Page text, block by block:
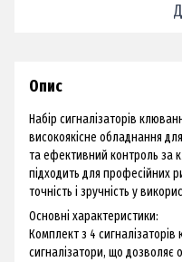
Опис
Набір сигналізаторів
високоякісне обладнання
та ефективний контроль за
підходить для професійних
точність і зручність у
Основні характеристики:
Комплект з 4
сигналізатори, що